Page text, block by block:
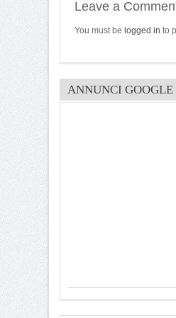
Leave a
You must be logged in to
ANNUNCI GOOGLE